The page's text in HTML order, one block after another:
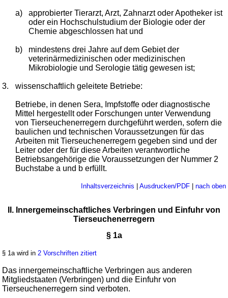
a)
approbierter Tierarzt, Arzt, Zahnarzt oder Apotheker ist
oder ein Hochschulstudium der Biologie oder der
Chemie abgeschlossen hat und
b)
mindestens drei Jahre auf dem Gebiet der
veterinärmedizinischen oder medizinischen
Mikrobiologie und Serologie tätig gewesen ist;
3. wissenschaftlich geleitete Betriebe:
Betriebe, in denen Sera, Impfstoffe oder diagnostische
Mittel hergestellt oder Forschungen unter Verwendung
von Tierseuchenerregern durchgeführt werden, sofern die
baulichen und technischen Voraussetzungen für das
Arbeiten mit Tierseuchenerregern gegeben sind und der
Leiter oder der für diese Arbeiten verantwortliche
Betriebsangehörige die Voraussetzungen der Nummer 2
Buchstabe a und b erfüllt.
Inhaltsverzeichnis Ausdrucken/PDF| nach oben
II. Innergemeinschaftliches Verbringen und Einfuhr von
Tierseuchenerregern
§ 1a
§ 1a wird in 2 Vorschriften zitiert
Das innergemeinschaftliche Verbringen aus anderen
Mitgliedstaaten (Verbringen) und die Einfuhr von
Tierseuchenerregern sind verboten.